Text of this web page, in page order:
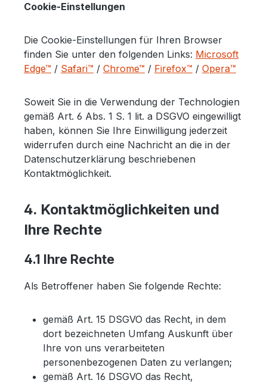
Cookie-Einstellungen
Die Cookie-Einstellungen für Ihren Browser
finden Sie unter den folgenden Links: Microsoft
Edge™ / Safari™ / Chrome™ / Firefox™ / Opera™
Soweit Sie in die Verwendung der Technologien
gemäß Art. 6 Abs. 1 S. 1 lit. a DSGVO eingewilligt
haben, können Sie Ihre Einwilligung jederzeit
widerrufen durch eine Nachricht an die in der
Datenschutzerklärung beschriebenen
Kontaktmöglichkeit.
4. Kontaktmöglichkeiten und
Ihre Rechte
4.1 Ihre Rechte
Als Betroffener haben Sie folgende Rechte:
gemäß Art. 15 DSGVO das Recht, in dem
dort bezeichneten Umfang Auskunft über
Ihre von uns verarbeiteten
personenbezogenen Daten zu verlangen;
gemäß Art. 16 DSGVO das Recht,